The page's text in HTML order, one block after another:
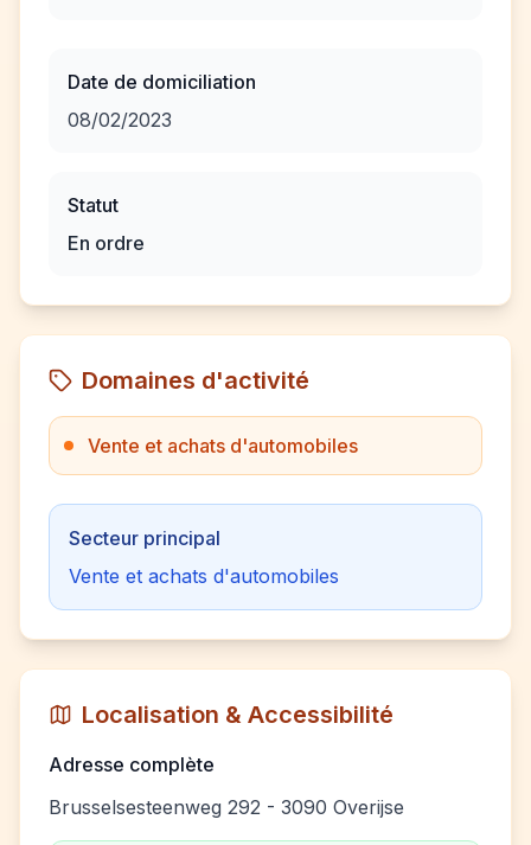
Date de domiciliation
08/02/2023
Statut
En ordre
Domaines d'activité
Vente et achats d'automobiles
Secteur principal
Vente et achats d'automobiles
Localisation & Accessibilité
Adresse complète
Brusselsesteenweg 292 - 3090 Overijse